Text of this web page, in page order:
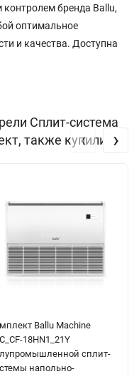
контролем бренда Ballu,
оптимальное
и качества. Доступна
Сплит-система
также купили
Ballu Machine
18HN1_21Y
сплит-
напольно-
‹ ›